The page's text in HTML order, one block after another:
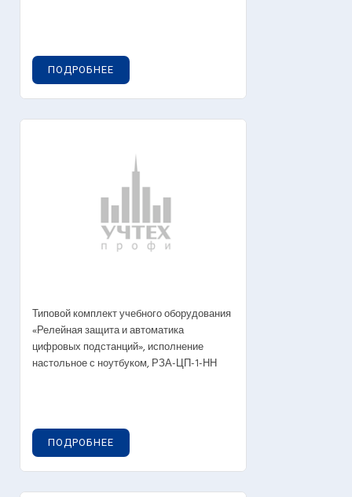
ПОДРОБНЕЕ
Типовой комплект учебного оборудования
«Релейная защита и автоматика
цифровых подстанций», исполнение
настольное с ноутбуком, РЗА-ЦП-1-НН
ПОДРОБНЕЕ